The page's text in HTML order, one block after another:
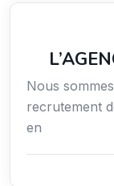
Nous
recrutement
en